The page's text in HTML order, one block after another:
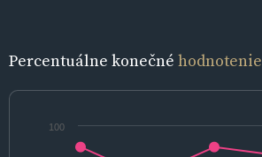
Percentuálne konečné hodnotenie
100